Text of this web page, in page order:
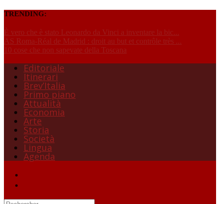
TRENDING:
È vero che è stato Leonardo da Vinci a inventare la bic...
AS Roma-Réal de Madrid : droit au but et contrôle très ...
10 cose che non sapevate della Toscana
Editoriale
Itinerari
Brev’Italia
Primo piano
Attualità
Economia
Arte
Storia
Società
Lingua
Agenda